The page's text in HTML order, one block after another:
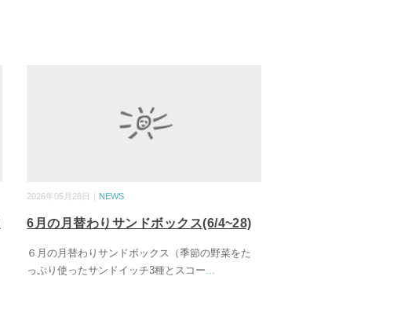
2026年05月28日｜ NEWS
6月の月替わりサンドボックス(6/4~28)
６月の月替わりサンドボックス（季節の野菜をた
っぷり使ったサンドイッチ3種とスコー...